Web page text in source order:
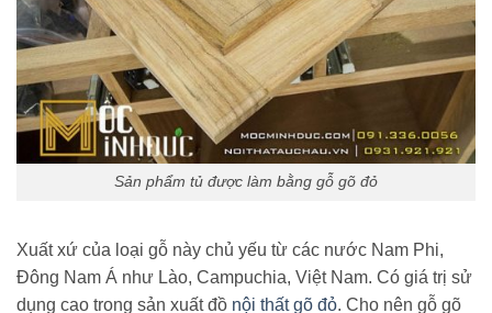
Sản phẩm tủ được làm bằng gỗ gõ đỏ
Xuất xứ của loại gỗ này chủ yếu từ các nước Nam Phi,
Đông Nam Á như Lào, Campuchia, Việt Nam. Có giá trị sử
dụng cao trong sản xuất đồ nội thất gõ đỏ. Cho nên gỗ gõ